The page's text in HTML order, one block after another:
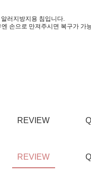
러지방지용 침입니다.
손으로 만져주시면 복구가 가
REVIEW
REVIEW